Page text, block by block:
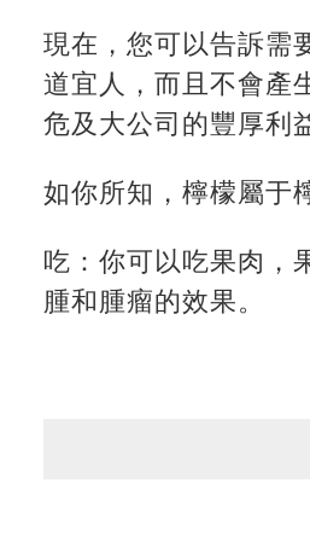
現在，您可以告訴需
道宜人，而且不會產
危及大公司的豐厚利
如你所知，檸檬屬于
吃：你可以吃果肉，
腫和腫瘤的效果。